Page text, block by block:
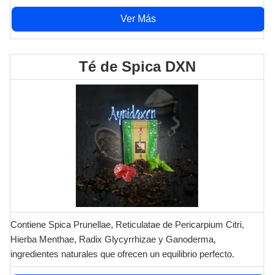
Ver Más
Té de Spica DXN
Contiene Spica Prunellae, Reticulatae de Pericarpium Citri,
Hierba Menthae, Radix Glycyrrhizae y Ganoderma,
ingredientes naturales que ofrecen un equilibrio perfecto.